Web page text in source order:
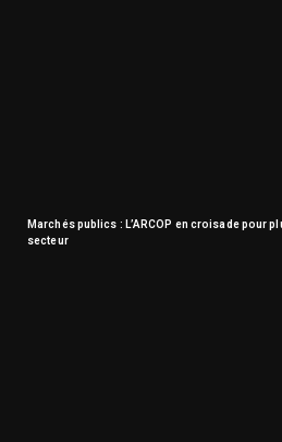
Marchés publics : L’ARCOP en croisade pour
secteur